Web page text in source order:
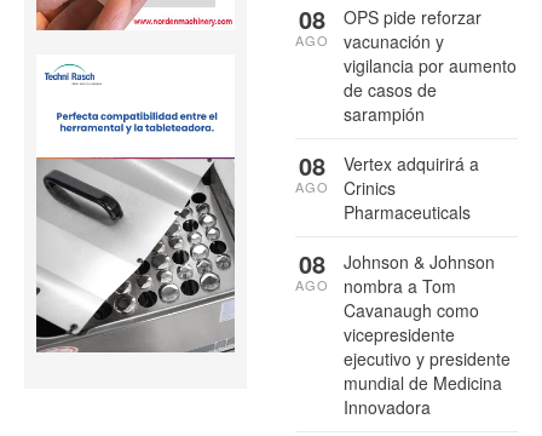
OPS pide reforzar
vacunación y
vigilancia por aumento
de casos de
sarampión
08
AGO
Vertex adquirirá a
Crinics
Pharmaceuticals
08
AGO
Johnson & Johnson
nombra a Tom
Cavanaugh como
vicepresidente
ejecutivo y presidente
mundial de Medicina
Innovadora
08
AGO